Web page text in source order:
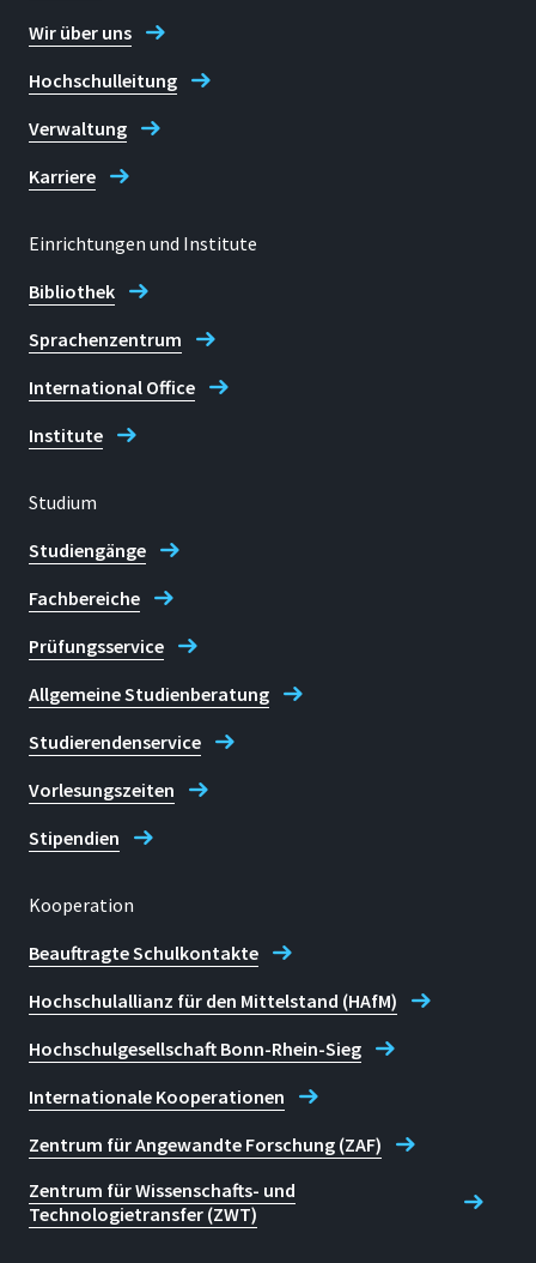
Grantham-Allee 20
Telefon
+49 2241 8659687 (Anna Nick)
+49 2241 865482 (Alexander Verleger)
bibliothek.forschungsservice@h-
brs.de
Wir über uns
Hochschulleitung
Verwaltung
Karriere
Einrichtungen und Institute
Bibliothek
Sprachenzentrum
International Office
Institute
Studium
Studiengänge
Fachbereiche
Prüfungsservice
Allgemeine Studienberatung
Studierendenservice
Vorlesungszeiten
Stipendien
Kooperation
Beauftragte Schulkontakte
Hochschulallianz für den Mittelstand (HAfM)
Hochschulgesellschaft Bonn-Rhein-Sieg
Internationale Kooperationen
Zentrum für Angewandte Forschung (ZAF)
Zentrum für Wissenschafts- und
Technologietransfer (ZWT)